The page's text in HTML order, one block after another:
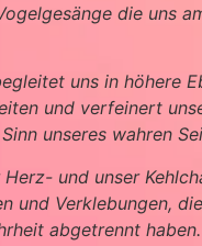
die uns
uns in höhere
und verfeinert
unseres wahren
und unser
und Verklebungen,
abgetrennt haben.